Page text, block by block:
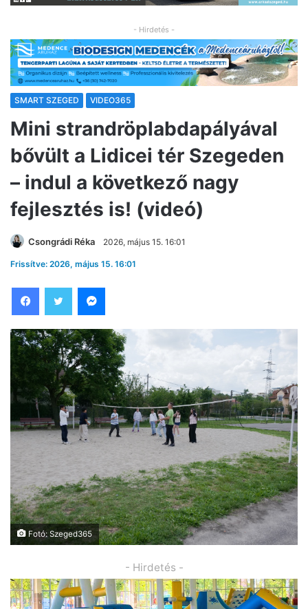
- Hirdetés -
SMART SZEGED VIDEO365
Mini strandröplabdapályával
bővült a Lidicei tér Szegeden
– indul a következő nagy
fejlesztés is! (videó)
Csongrádi Réka 2026, május 15. 16:01
Frissítve: 2026, május 15. 16:01
Fotó: Szeged365
- Hirdetés -